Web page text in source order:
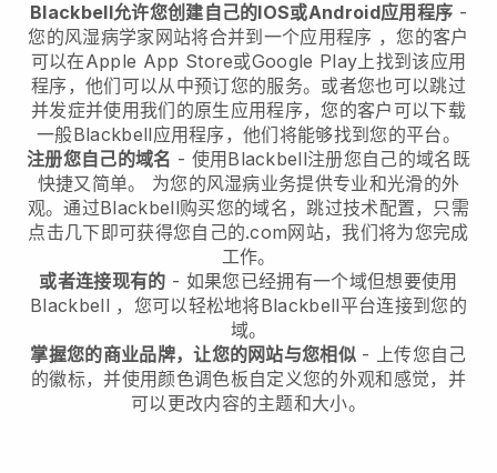
Blackbell允许您创建自己的IOS或Android应用程序 -
您的风湿病学家网站将合并到一个应用程序 ，您的客户
可以在Apple App Store或Google Play上找到该应用
程序，他们可以从中预订您的服务。或者您也可以跳过
并发症并使用我们的原生应用程序，您的客户可以下载
一般Blackbell应用程序，他们将能够找到您的平台。
注册您自己的域名 - 使用 Blackbell注册您自己的域名既
快捷又简单。 为您的风湿病业务提供专业和光滑的外
观。通过Blackbell购买您的域名，跳过技术配置，只需
点击几下即可获得您自己的.com网站，我们将为您完成
工作。
或者连接现有的 - 如果您已经拥有一个域但想要使用
Blackbell ，您可以轻松地将Blackbell平台连接到您的
域。
掌握您的商业品牌，让您的网站与您相似 - 上传您自己
的徽标，并使用颜色调色板自定义您的外观和感觉，并
可以更改内容的主题和大小。